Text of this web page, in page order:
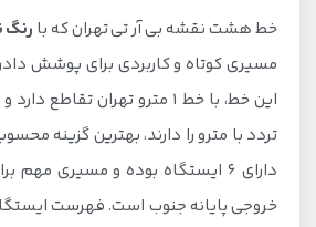
خط هشت نقشه بی آر تی تهران که با رنگ
مسیری کوتاه و کاربردی برای پوشش
این خط، با خط 1 مترو تهران
تردد با مترو را دارند، بهترین
دارای 6 ایستگاه بوده و مسیری